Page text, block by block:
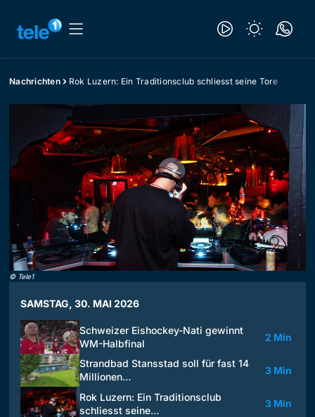
Nachrichten Rok Luzern: Ein Traditionsclub schliesst seine Tore
© Tele1
SAMSTAG, 30. MAI 2026
Schweizer Eishockey-Nati gewinnt
WM-Halbfinal
2 Min
Strandbad Stansstad soll für fast 14
Millionen…
3 Min
Rok Luzern: Ein Traditionsclub
schliesst seine…
3 Min